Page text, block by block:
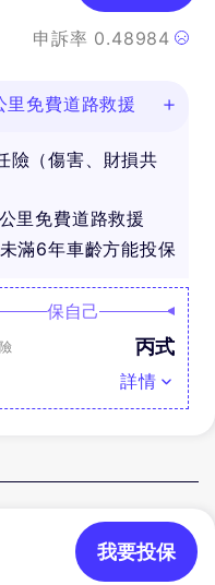
申訴率 0.48984
免費道路救援
險（傷害、財損共
里免費道路救援
滿6年車齡方能投保
保自己
丙式
詳情
我要投保